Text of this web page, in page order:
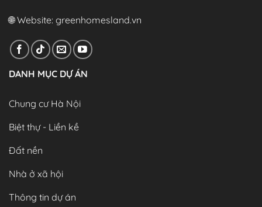
🌐 Website: greenhomesland.vn
DANH MỤC DỰ ÁN
Chung cư Hà Nội
Biệt thự - Liền kề
Đất nền
Nhà ở xã hội
Thông tin dự án